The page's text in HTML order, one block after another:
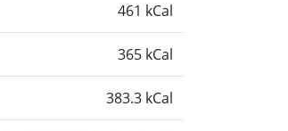
461 kCal
365 kCal
383.3 kCal